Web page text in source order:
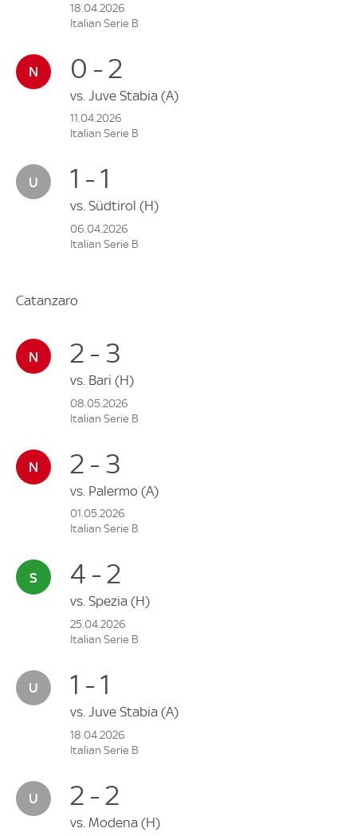
18.04.2026
Italian Serie B
0 - 2
vs. Juve Stabia (A)
11.04.2026
Italian Serie B
1 - 1
vs. Südtirol (H)
06.04.2026
Italian Serie B
Catanzaro
2 - 3
vs. Bari (H)
08.05.2026
Italian Serie B
2 - 3
vs. Palermo (A)
01.05.2026
Italian Serie B
4 - 2
vs. Spezia (H)
25.04.2026
Italian Serie B
1 - 1
vs. Juve Stabia (A)
18.04.2026
Italian Serie B
2 - 2
vs. Modena (H)